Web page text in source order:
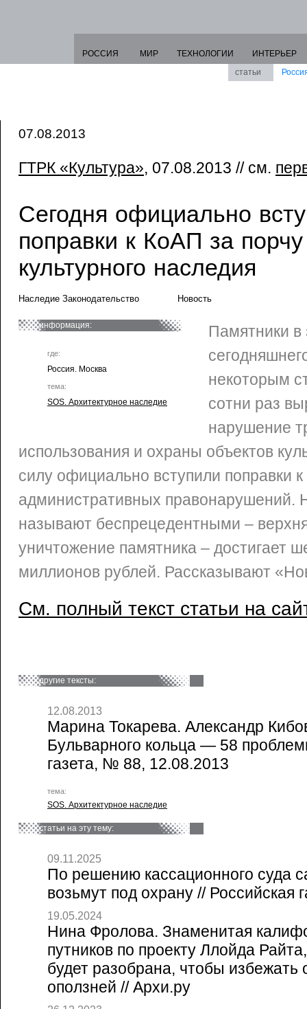
РОССИЯ МИР ТЕХНОЛОГИИ
ИНТЕРЬЕР
статьи
07.08.2013
ГТРК «Культура», 07.08.2013 // см.
Сегодня официально
поправки к КоАП за
культурного наследия
Наследие Законодательство Новость
информация:
где:
Россия. Москва
тема:
SOS. Архитектурное наследие
Памятники в
некоторым
сотни раз
нарушение
использования и охраны объектов
силу официально вступили поправки к
административных
называют беспрецедентными –
уничтожение памятника – достигает
миллионов рублей. Рассказывают
См. полный текст статьи на
другие тексты:
12.08.2013
Марина Токарева. Александр
Бульварного кольца — 58
газета, № 88, 12.08.2013
тема:
SOS. Архитектурное наследие
статьи на эту тему:
09.11.2025
По решению кассационного суда
возьмут под охрану // Российская
19.05.2024
Нина Фролова. Знаменитая
путников по проекту Ллойда
будет разобрана, чтобы избежать
оползней // Архи.ру